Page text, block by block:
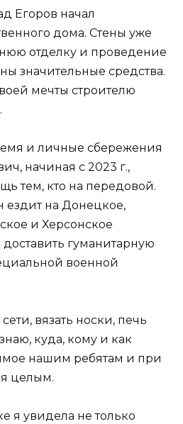
Егоров начал
дома. Стены уже
отделку и проведение
значительные средства.
мечты строителю
и личные сбережения
начиная с 2023 г.,
тем, кто на передовой.
на Донецкое,
и Херсонское
гуманитарную
военной
вязать носки, печь
куда, кому и как
нашим ребятам и при
целым.
я увидела не только